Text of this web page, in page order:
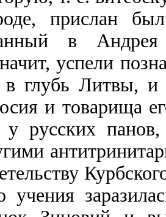
прислан
в
успели
глубь Литвы, и
и товарища
русских
учения